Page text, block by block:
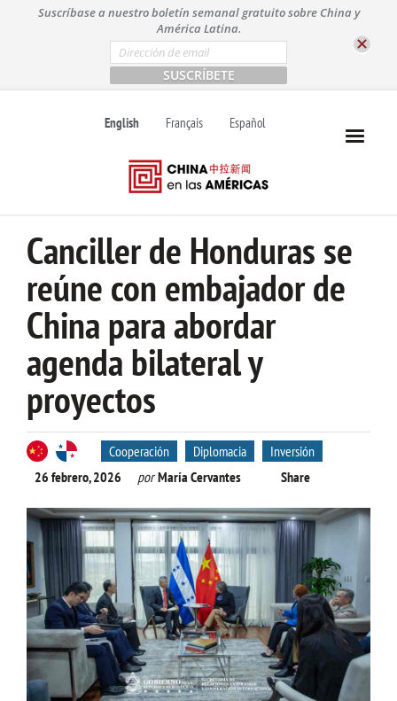
t
Suscríbase a nuestro boletín semanal gratuito sobre China y
América Latina.
E
m
a
i
*
English Français Español
Canciller de Honduras se
reúne con embajador de
China para abordar
agenda bilateral y
proyectos
Cooperación Diplomacia
Inversión
26 febrero, 2026
porMaría Cervantes Share